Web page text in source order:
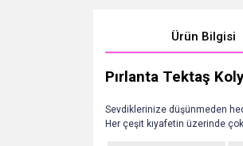
Ürün Bilgisi
Pırlanta Tektaş
Sevdiklerinize düşünmeden
Her çeşit kıyafetin üzerinde